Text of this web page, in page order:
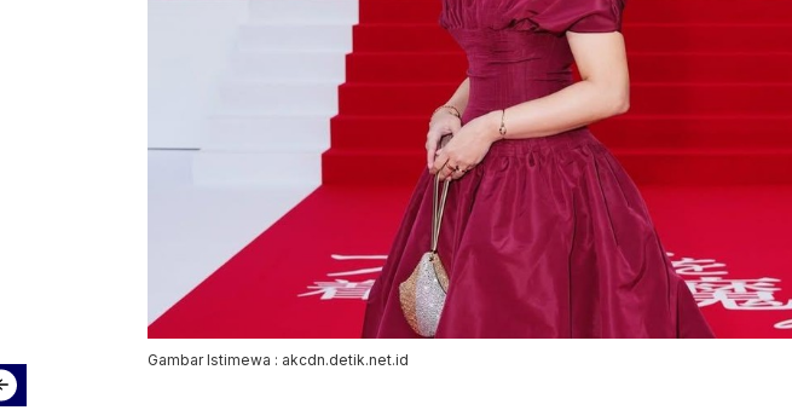
Gambar Istimewa : akcdn.detik.net.id